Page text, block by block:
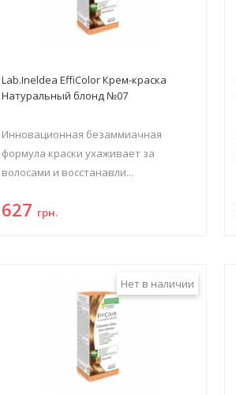
Lab.Ineldea EffiColor Крем-краска
Натуральный блонд №07
Инновационная безаммиачная
формула краски ухаживает за
волосами и восстанавли...
627 грн.
Нет в наличии